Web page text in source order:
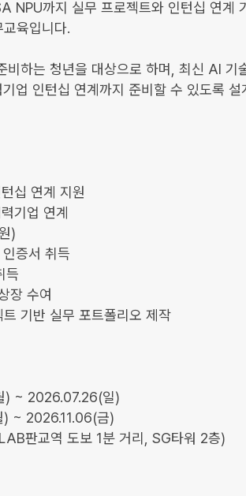
NPU까지 실무 프로젝트와 인턴십 연계
육입니다.
비하는 청년을 대상으로 하며, 최신 AI 기
업 인턴십 연계까지 준비할 수 있도록 설
십 연계 지원
기업 연계
)
증서 취득
득
장 수여
기반 실무 포트폴리오 제작
) ~ 2026.07.26(일)
) ~ 2026.11.06(금)
판교역 도보 1분 거리, SG타워 2층)